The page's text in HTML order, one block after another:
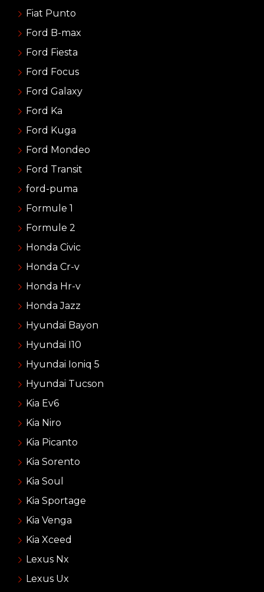
Fiat Punto
Ford B-max
Ford Fiesta
Ford Focus
Ford Galaxy
Ford Ka
Ford Kuga
Ford Mondeo
Ford Transit
ford-puma
Formule 1
Formule 2
Honda Civic
Honda Cr-v
Honda Hr-v
Honda Jazz
Hyundai Bayon
Hyundai I10
Hyundai Ioniq 5
Hyundai Tucson
Kia Ev6
Kia Niro
Kia Picanto
Kia Sorento
Kia Soul
Kia Sportage
Kia Venga
Kia Xceed
Lexus Nx
Lexus Ux